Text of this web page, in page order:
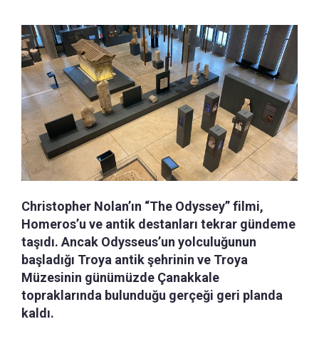
Christopher Nolan’ın “The Odyssey” filmi,
Homeros’u ve antik destanları tekrar gündeme
taşıdı. Ancak Odysseus’un yolculuğunun
başladığı Troya antik şehrinin ve Troya
Müzesinin günümüzde Çanakkale
topraklarında bulunduğu gerçeği geri planda
kaldı.